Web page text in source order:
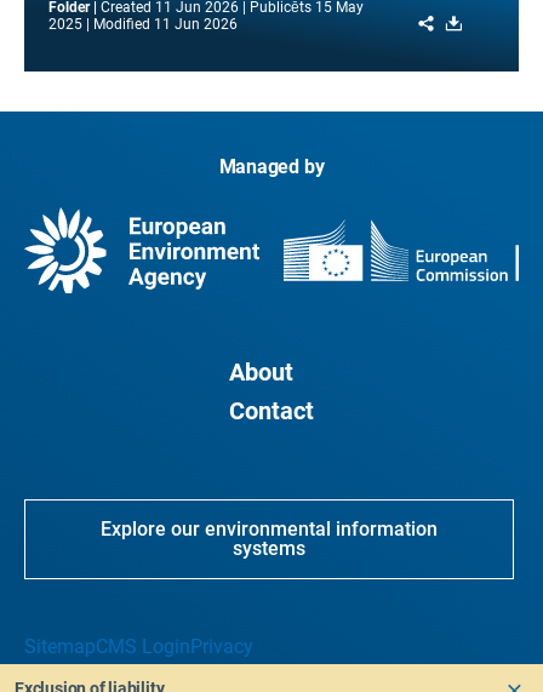
Folder Created 11 Jun 2026 Publicēts 15 May
2025
Modified 11 Jun 2026 Share
Managed by
About
Contact
Explore our environmental information
systems
SitemapCMS LoginPrivacy
Exclusion of liability